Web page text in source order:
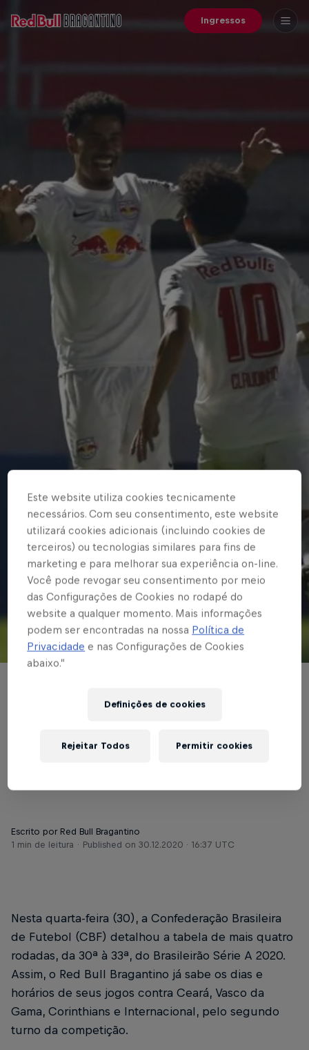
Ingressos
© Red Bull Bragantino
mais quatro rodadas
Escrito por Red Bull Bragantino
1 min de leitura
Published on 30.12.2020 · 16:37 UTC
Nesta quarta-feira (30), a Confederação Brasileira
de Futebol (CBF) detalhou a tabela de mais quatro
rodadas, da 30ª à 33ª, do Brasileirão Série A 2020.
Assim, o Red Bull Bragantino já sabe os dias e
horários de seus jogos contra Ceará, Vasco da
Gama, Corinthians e Internacional, pelo segundo
turno da competição.
Este website utiliza cookies tecnicamente
necessários. Com seu consentimento, este website
utilizará cookies adicionais (incluindo cookies de
terceiros) ou tecnologias similares para fins de
marketing e para melhorar sua experiência on-line.
Você pode revogar seu consentimento por meio
das Configurações de Cookies no rodapé do
website a qualquer momento. Mais informações
podem ser encontradas na nossa Política de
Privacidade e nas Configurações de Cookies
abaixo.”
Definições de cookies
Rejeitar Todos Permitir cookies